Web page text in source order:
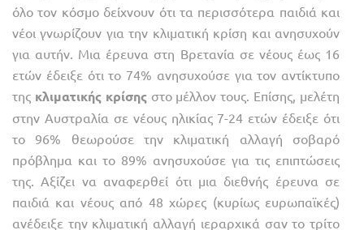
όλο τον κόσμο δείχνουν ότι τα περισσότερα παιδιά και
νέοι γνωρίζουν για την κλιματική κρίση και ανησυχούν
για αυτήν. Μια έρευνα στη Βρετανία σε νέους έως 16
ετών έδειξε ότι το 74% ανησυχούσε για τον αντίκτυπο
της κλιματικής κρίσης στο μέλλον τους. Επίσης, μελέτη
στην Αυστραλία σε νέους ηλικίας 7-24 ετών έδειξε ότι
το 96% θεωρούσε την κλιματική αλλαγή σοβαρό
πρόβλημα και το 89% ανησυχούσε για τις επιπτώσεις
της. Αξίζει να αναφερθεί ότι μια διεθνής έρευνα σε
παιδιά και νέους από 48 χώρες (κυρίως ευρωπαϊκές)
ανέδειξε την κλιματική αλλαγή ιεραρχικά σαν το τρίτο